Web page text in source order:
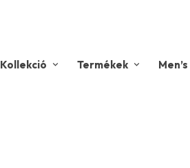
Kollekció Termékek